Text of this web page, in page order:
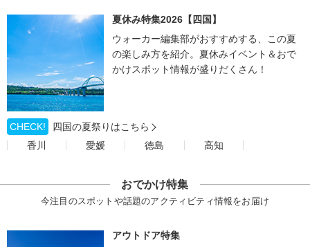
夏休み特集2026【四国】
ウォーカー編集部がおすすめする、この夏
の楽しみ方を紹介。夏休みイベント＆おで
かけスポット情報が盛りだくさん！
CHECK!
四国の夏祭りはこちら
香川
愛媛 徳島 高知
おでかけ特集
今注目のスポットや話題のアクティビティ情報をお届け
アウトドア特集